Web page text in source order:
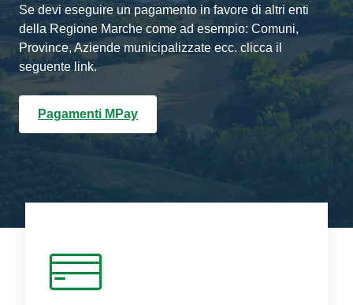
Se devi eseguire un pagamento in favore di altri enti
della Regione Marche come ad esempio: Comuni,
Province, Aziende municipalizzate ecc. clicca il
seguente link.
Pagamenti MPay